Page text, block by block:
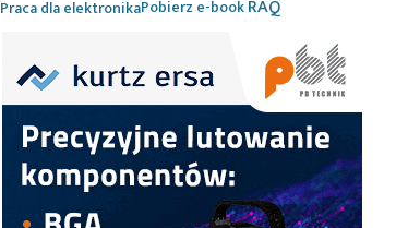
Praca dla elektronikaPobierz e-bookRAQ